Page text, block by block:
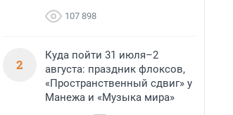
107 898
2
Куда пойти 31 июля–2
августа: праздник флоксов,
«Пространственный сдвиг» у
Манежа и «Музыка мира»